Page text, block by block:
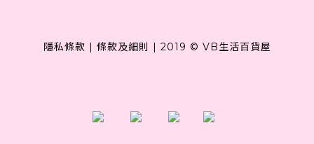
隱私條款 | 條款及細則 | 2019 © VB生活百貨屋